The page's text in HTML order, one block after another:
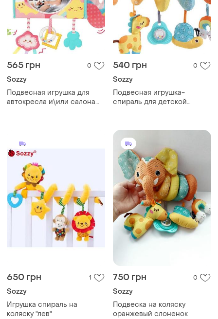
565 грн 0
Sozzy
Подвесная игрушка для
автокресла и\или салона
540 грн 0
Sozzy
Подвесная игрушка-
спираль для детской
650 грн 1
Sozzy
Игрушка спираль на
коляску "лев"
750 грн 0
Sozzy
Подвеска на коляску
оранжевый слоненок